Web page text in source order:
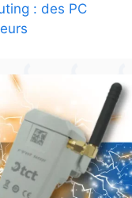
: des PC